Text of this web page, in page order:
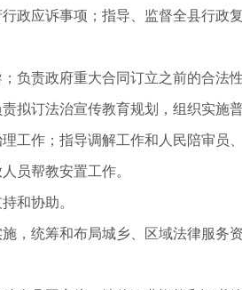
政应诉事项；指导、监督全县行
责政府重大合同订立之前的合法性
订法治宣传教育规划，组织实施
工作；指导调解工作和人民陪审员
帮教安置工作。
和协助。
统筹和布局城乡、区域法律服务